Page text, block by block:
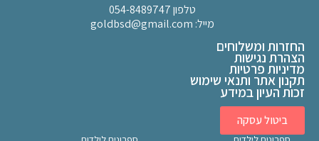
טלפון 054-8489747
מייל: goldbsd@gmail.com
החזרות ומשלוחים
הצהרת נגישות
מדיניות פרטיות
תקנון אתר ותנאי שימוש
זכות העיון במידע
ביטול עסקה